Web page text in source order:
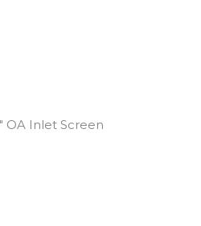
OA Inlet Screen